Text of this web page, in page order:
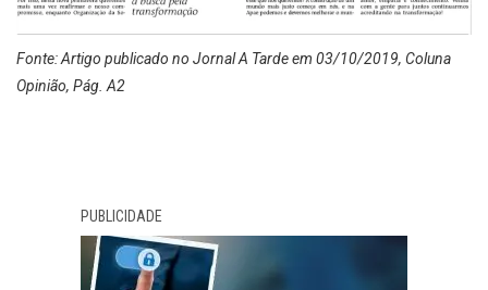
Fonte: Artigo publicado no Jornal A Tarde em 03/10/2019, Coluna
Opinião, Pág. A2
PUBLICIDADE